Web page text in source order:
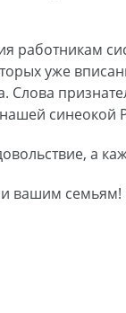
работникам
уже
синеокой
а
вашим семьям!